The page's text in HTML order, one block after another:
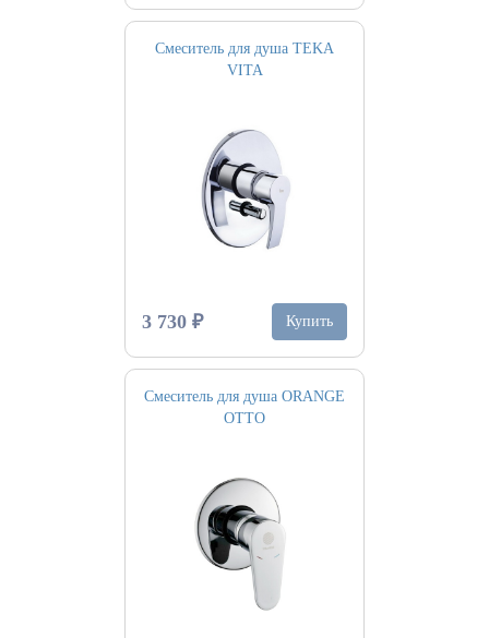
Смеситель для душа TEKA
VITA
3 730 ₽ Купить
Смеситель для душа ORANGE
OTTO